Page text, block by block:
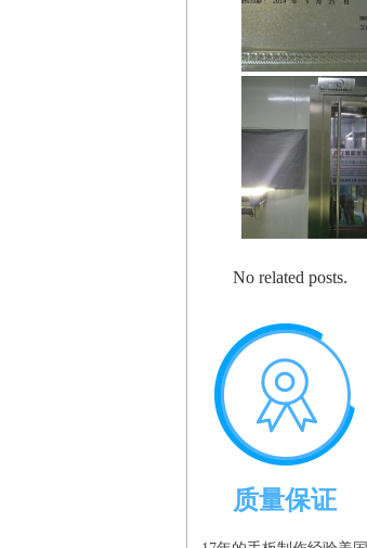
No related posts.
质量保证